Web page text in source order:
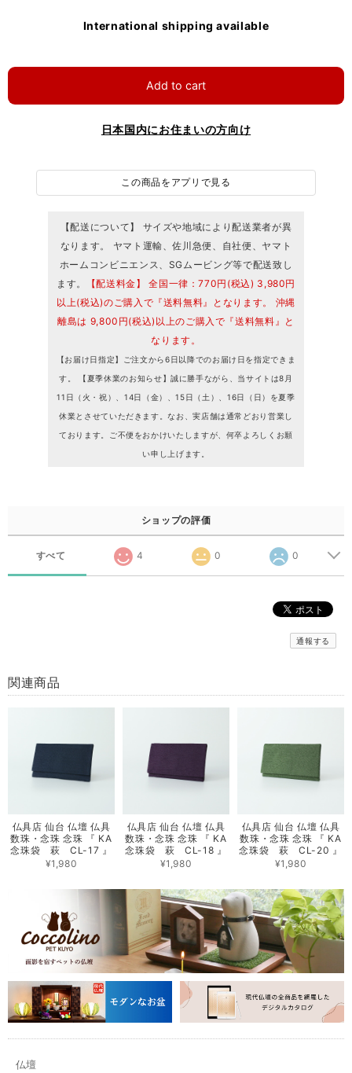
International shipping available
Add to cart
日本国内にお住まいの方向け
この商品をアプリで見る
【配送について】 サイズや地域により配送業者が異
なります。 ヤマト運輸、佐川急便、自社便、ヤマト
ホームコンビニエンス、SGムービング等で配送致し
ます。
【配送料金】 全国一律：770円(税込) 3,980円
以上(税込)のご購入で『送料無料』となります。 沖縄
離島は 9,800円(税込)以上のご購入で『送料無料』と
なります。
【お届け日指定】ご注文から6日以降でのお届け日を指定できま
す。 【夏季休業のお知らせ】誠に勝手ながら、当サイトは8月
11日（火・祝）、14日（金）、15日（土）、16日（日）を夏季
休業とさせていただきます。なお、実店舗は通常どおり営業し
ております。ご不便をおかけいたしますが、何卒よろしくお願
い申し上げます。
ショップの評価
すべて 4 0 0
通報する
関連商品
仏具店 仙台 仏壇 仏具
数珠・念珠 念珠 『 KA
念珠袋 萩 CL-17 』
¥1,980
仏具店 仙台 仏壇 仏具
数珠・念珠 念珠 『 KA
念珠袋 萩 CL-18 』
¥1,980
仏具店 仙台 仏壇 仏具
数珠・念珠 念珠 『 KA
念珠袋 萩 CL-20 』
¥1,980
仏壇